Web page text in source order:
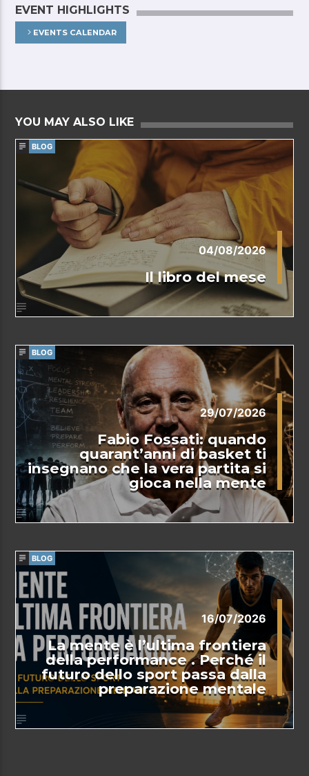
EVENT HIGHLIGHTS
EVENTS CALENDAR
YOU MAY ALSO LIKE
BLOG
04/08/2026
Il libro del mese
BLOG
29/07/2026
Fabio Fossati: quando
quarant’anni di basket ti
insegnano che la vera partita si
gioca nella mente
BLOG
16/07/2026
La mente è l’ultima frontiera
della performance . Perché il
futuro dello sport passa dalla
preparazione mentale